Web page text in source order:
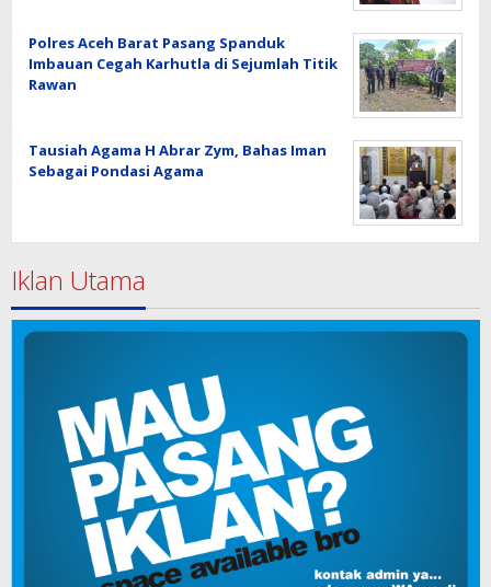
Polres Aceh Barat Pasang Spanduk
Imbauan Cegah Karhutla di Sejumlah Titik
Rawan
Tausiah Agama H Abrar Zym, Bahas Iman
Sebagai Pondasi Agama
Iklan Utama